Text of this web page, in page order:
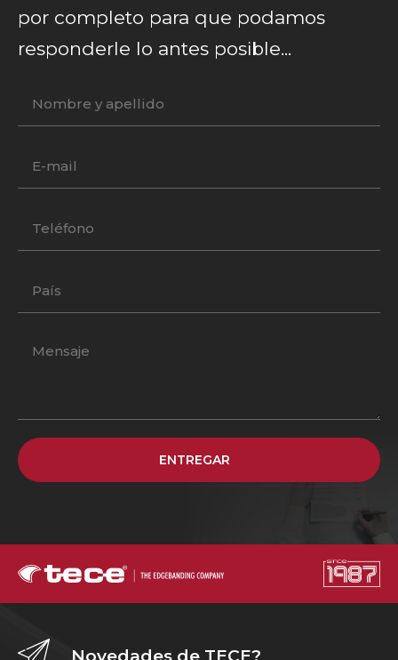
por completo para que podamos
responderle lo antes posible...
ENTREGAR
Novedades de TECE?